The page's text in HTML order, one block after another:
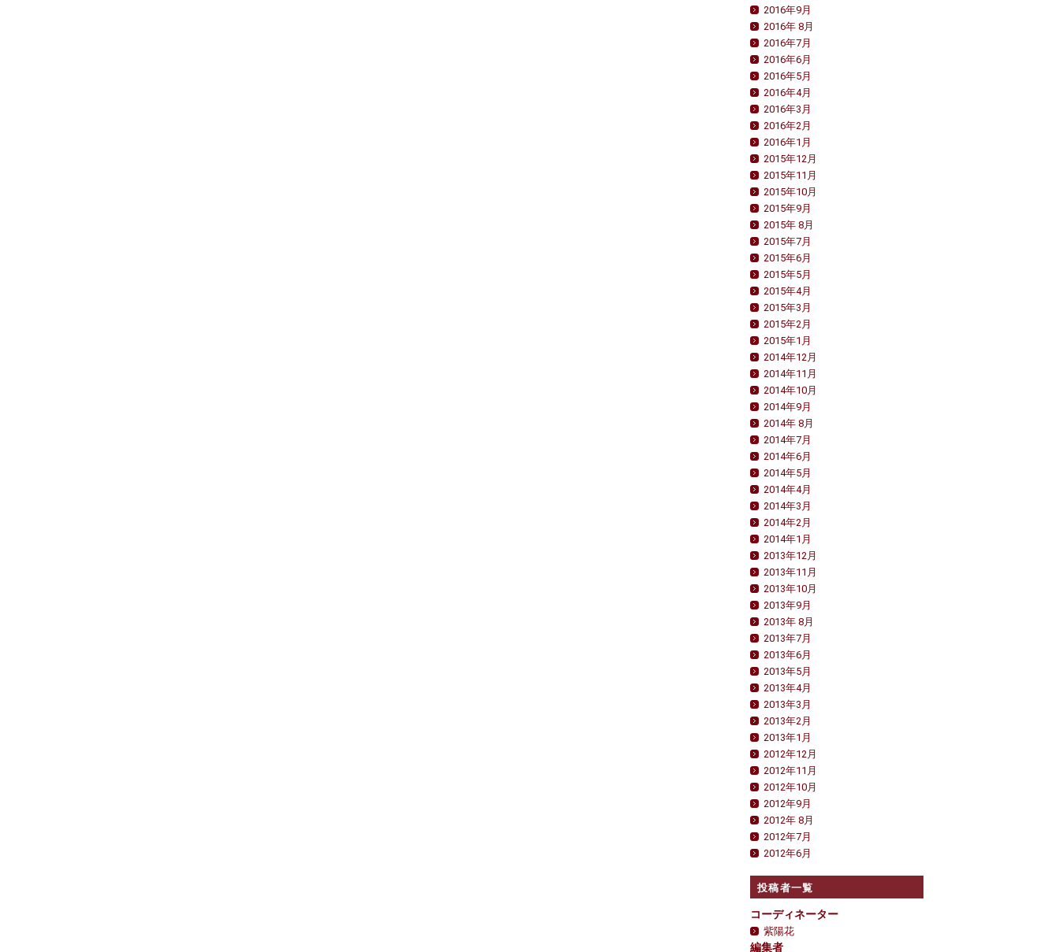
2016年9月
2016年 8月
2016年7月
2016年6月
2016年5月
2016年4月
2016年3月
2016年2月
2016年1月
2015年12月
2015年11月
2015年10月
2015年9月
2015年 8月
2015年7月
2015年6月
2015年5月
2015年4月
2015年3月
2015年2月
2015年1月
2014年12月
2014年11月
2014年10月
2014年9月
2014年 8月
2014年7月
2014年6月
2014年5月
2014年4月
2014年3月
2014年2月
2014年1月
2013年12月
2013年11月
2013年10月
2013年9月
2013年 8月
2013年7月
2013年6月
2013年5月
2013年4月
2013年3月
2013年2月
2013年1月
2012年12月
2012年11月
2012年10月
2012年9月
2012年 8月
2012年7月
2012年6月
投稿者一覧
コーディネーター
紫陽花
編集者